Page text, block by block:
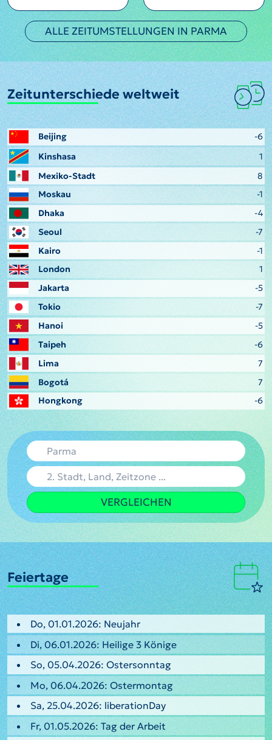
ALLE ZEITUMSTELLUNGEN IN PARMA
Zeitunterschiede weltweit
Beijing
-6
Kinshasa
1
Mexiko-Stadt
8
Moskau
-1
Dhaka
-4
Seoul
-7
Kairo
-1
London
1
Jakarta
-5
Tokio
-7
Hanoi
-5
Taipeh
-6
Lima
7
Bogotá
7
Hongkong
-6
VERGLEICHEN
Feiertage
Do, 01.01.2026: Neujahr
Di, 06.01.2026: Heilige 3 Könige
So, 05.04.2026: Ostersonntag
Mo, 06.04.2026: Ostermontag
Sa, 25.04.2026: liberationDay
Fr, 01.05.2026: Tag der Arbeit